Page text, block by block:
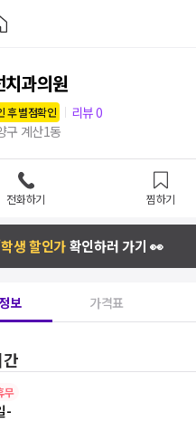
치과의원
후 별점확인
리뷰0
구 계산1동
전화하기 찜하기
생 할인가확인하러 가기 👀
보 가격표
무
-